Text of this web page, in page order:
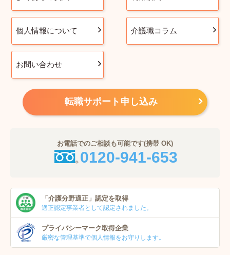
個人情報について 介護職コラム
お問い合わせ
転職サポート申し込み
お電話でのご相談も可能です(携帯 OK)
0120-941-653
「介護分野適正」 認定を取得
適正認定事業者として認定されました。
プライバシーマーク取得企業
厳密な管理基準で個人情報をお守りします。